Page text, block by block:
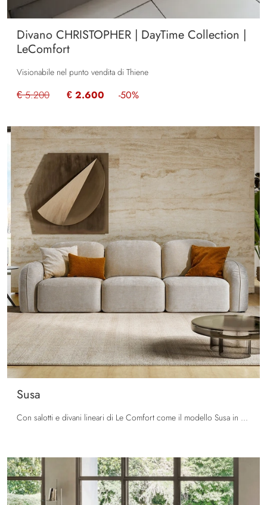
Divano CHRISTOPHER | DayTime Collection |
LeComfort
Visionabile nel punto vendita di Thiene
€ 5.200 € 2.600 -50%
Susa
Con salotti e divani lineari di Le Comfort come il modello Susa in tessuto, potrai ultimare il tuo concept d'arredo.